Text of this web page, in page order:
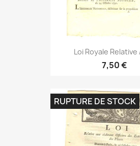
Loi Royale Relative
7,50 €
RUPTURE DE STOCK